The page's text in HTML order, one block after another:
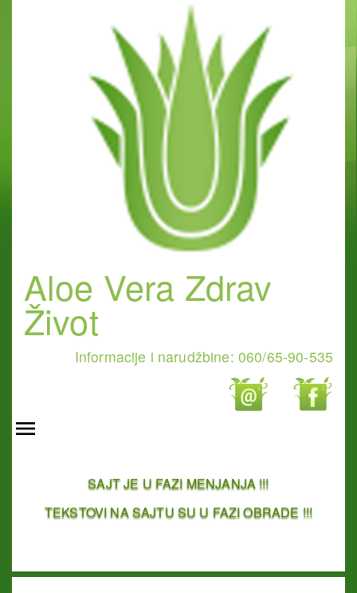
Aloe Vera Zdrav
Život
Informacije i narudžbine: 060/65-90-535
SAJT JE U FAZI MENJANJA !!!
TEKSTOVI NA SAJTU SU U FAZI OBRADE !!!